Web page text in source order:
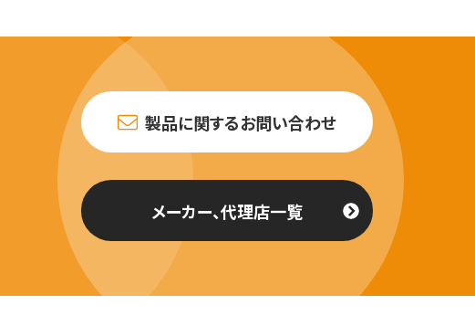
製品に関するお問い合わせ
メーカー、代理店一覧